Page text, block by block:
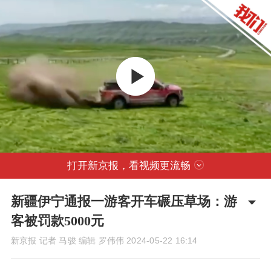
打开新京报，看视频更流畅
新疆伊宁通报一游客开车碾压草场：游
客被罚款5000元
新京报 记者 马骏 编辑 罗伟伟 2024-05-22 16:14